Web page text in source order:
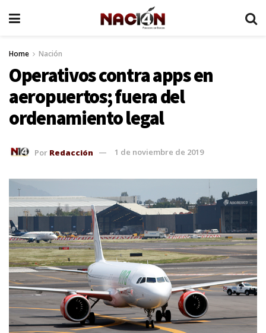
Home Nación
Operativos contra apps en
aeropuertos; fuera del
ordenamiento legal
Por Redacción 1 de noviembre de 2019